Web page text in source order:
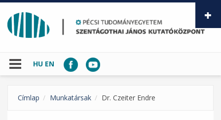
Ugrás a tartalomra
HU EN
Címlap Munkatársak Dr. Czeiter Endre